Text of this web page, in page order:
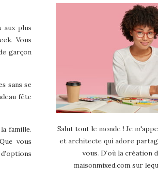
aux plus
Vous
garçon
sans se
fête
famille.
vous
Salut tout le monde ! Je
et architecte qui adore
vous. D'où la création
maisonmixed.com sur